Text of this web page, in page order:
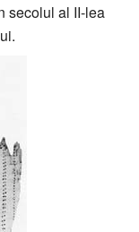
secolul al II-lea